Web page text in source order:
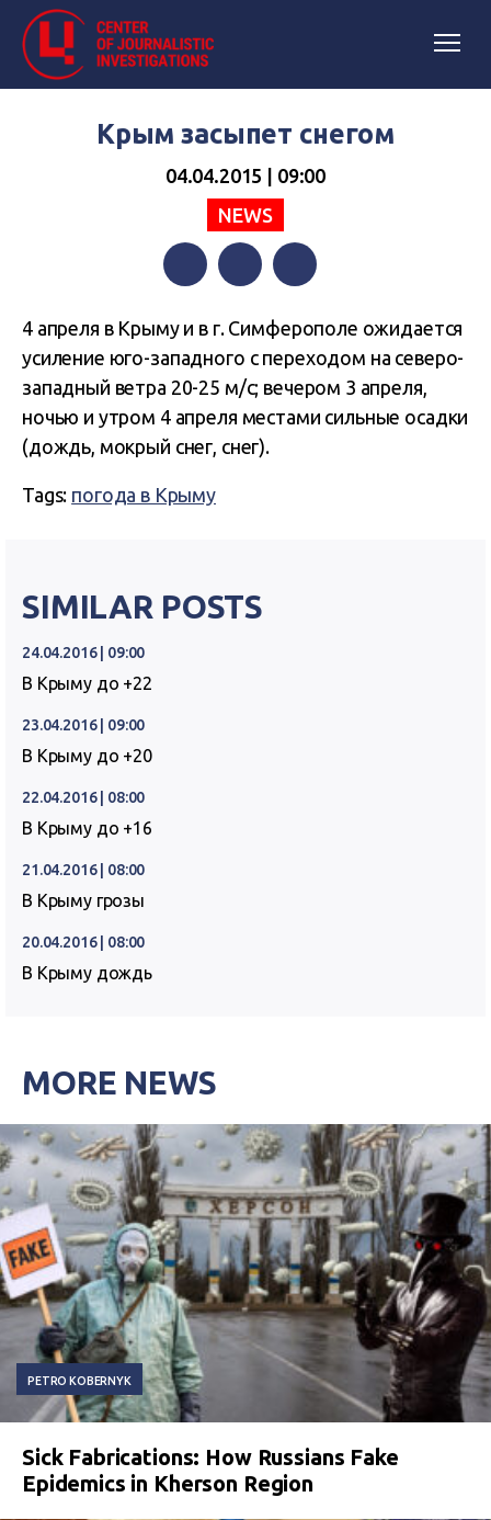
Крым засыпет снегом
04.04.2015 | 09:00
NEWS
4 апреля в Крыму и в г. Симферополе ожидается
усиление юго-западного с переходом на северо-
западный ветра 20-25 м/с; вечером 3 апреля,
ночью и утром 4 апреля местами сильные осадки
(дождь, мокрый снег, снег).
Tags: погода в Крыму
SIMILAR POSTS
24.04.2016 | 09:00
В Крыму до +22
23.04.2016 | 09:00
В Крыму до +20
22.04.2016 | 08:00
В Крыму до +16
21.04.2016 | 08:00
В Крыму грозы
20.04.2016 | 08:00
В Крыму дождь
MORE NEWS
PETRO KOBERNYK
Sick Fabrications: How Russians Fake
Epidemics in Kherson Region